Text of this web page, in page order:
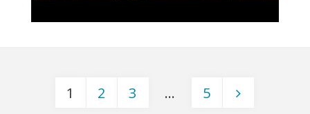
1 2 3 … 5